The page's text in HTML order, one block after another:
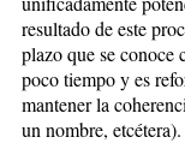
resultado de este
plazo que se
poco tiempo y es
mantener la
un nombre, etcétera).